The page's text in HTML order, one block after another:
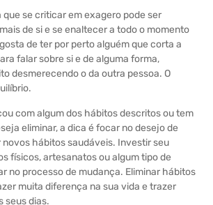
que se criticar em exagero pode ser
de si e se enaltecer a todo o momento
de ter por perto alguém que corta a
falar sobre si e de alguma forma,
desmerecendo o da outra pessoa. O
com algum dos hábitos descritos ou tem
eliminar, a dica é focar no desejo de
novos hábitos saudáveis. Investir seu
físicos, artesanatos ou algum tipo de
no processo de mudança. Eliminar hábitos
muita diferença na sua vida e trazer
seus dias.